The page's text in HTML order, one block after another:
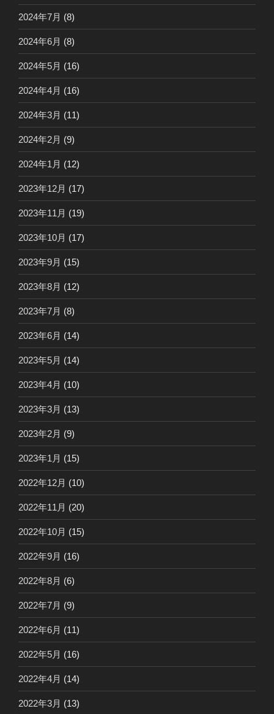
2024年7月 (8)
2024年6月 (8)
2024年5月 (16)
2024年4月 (16)
2024年3月 (11)
2024年2月 (9)
2024年1月 (12)
2023年12月 (17)
2023年11月 (19)
2023年10月 (17)
2023年9月 (15)
2023年8月 (12)
2023年7月 (8)
2023年6月 (14)
2023年5月 (14)
2023年4月 (10)
2023年3月 (13)
2023年2月 (9)
2023年1月 (15)
2022年12月 (10)
2022年11月 (20)
2022年10月 (15)
2022年9月 (16)
2022年8月 (6)
2022年7月 (9)
2022年6月 (11)
2022年5月 (16)
2022年4月 (14)
2022年3月 (13)